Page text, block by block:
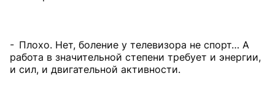
- Плохо. Нет, боление у телевизора не спорт… А
работа в значительной степени требует и энергии,
и сил, и двигательной активности.